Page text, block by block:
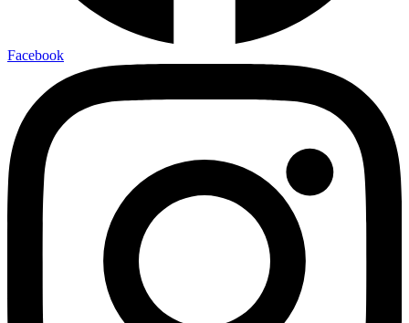
Facebook